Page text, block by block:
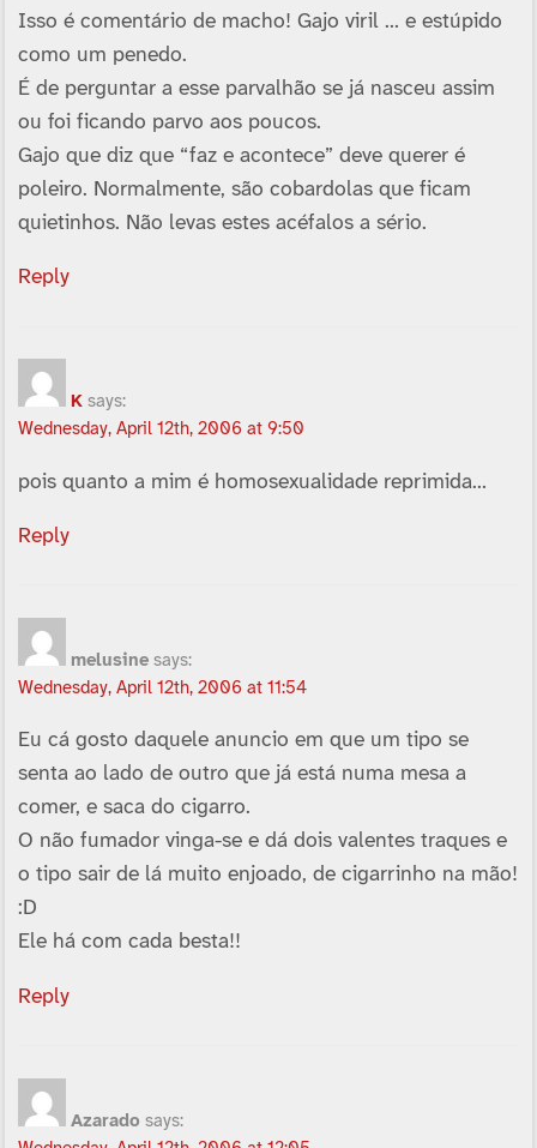
Isso é comentário de macho! Gajo viril … e estúpido
como um penedo.
É de perguntar a esse parvalhão se já nasceu assim
ou foi ficando parvo aos poucos.
Gajo que diz que “faz e acontece” deve querer é
poleiro. Normalmente, são cobardolas que ficam
quietinhos. Não levas estes acéfalos a sério.
Reply
K says:
Wednesday, April 12th, 2006 at 9:50
pois quanto a mim é homosexualidade reprimida…
Reply
melusine says:
Wednesday, April 12th, 2006 at 11:54
Eu cá gosto daquele anuncio em que um tipo se
senta ao lado de outro que já está numa mesa a
comer, e saca do cigarro.
O não fumador vinga-se e dá dois valentes traques e
o tipo sair de lá muito enjoado, de cigarrinho na mão!
:D
Ele há com cada besta!!
Reply
Azarado says: